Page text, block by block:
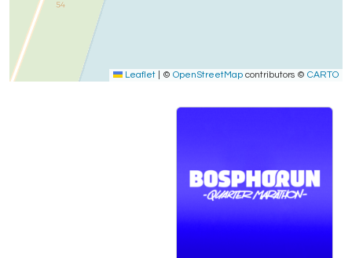
Leaflet © OpenStreetMap contributors © CARTO